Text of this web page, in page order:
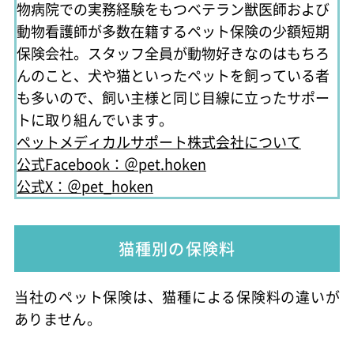
物病院での実務経験をもつベテラン獣医師および
動物看護師が多数在籍するペット保険の少額短期
保険会社。スタッフ全員が動物好きなのはもちろ
んのこと、犬や猫といったペットを飼っている者
も多いので、飼い主様と同じ目線に立ったサポー
トに取り組んでいます。
ペットメディカルサポート株式会社について
公式Facebook：＠pet.hoken
公式X：＠pet_hoken
猫種別の保険料
当社のペット保険は、猫種による保険料の違いが
ありません。